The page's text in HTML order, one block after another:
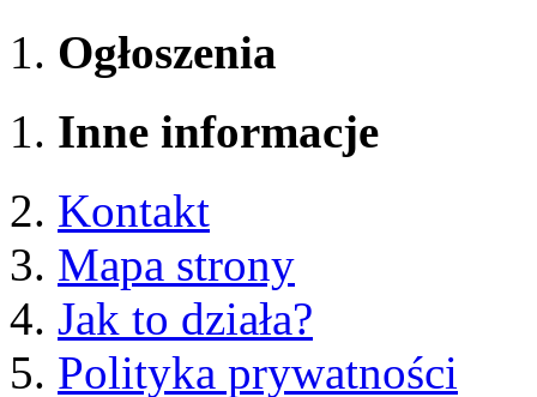
Ogłoszenia
Inne informacje
Kontakt
Mapa strony
Jak to działa?
Polityka prywatności